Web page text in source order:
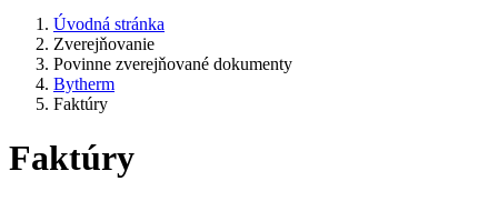
Úvodná stránka
Zverejňovanie
Povinne zverejňované dokumenty
Bytherm
Faktúry
Faktúry